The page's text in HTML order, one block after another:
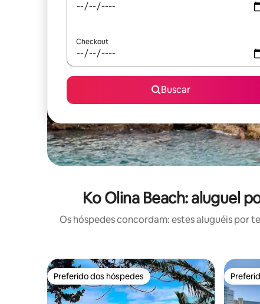
Checkout
Buscar
Ko Olina Beach: aluguel
Os hóspedes concordam: estes aluguéis por
Preferido dos hóspedes
Preferido dos hóspedes